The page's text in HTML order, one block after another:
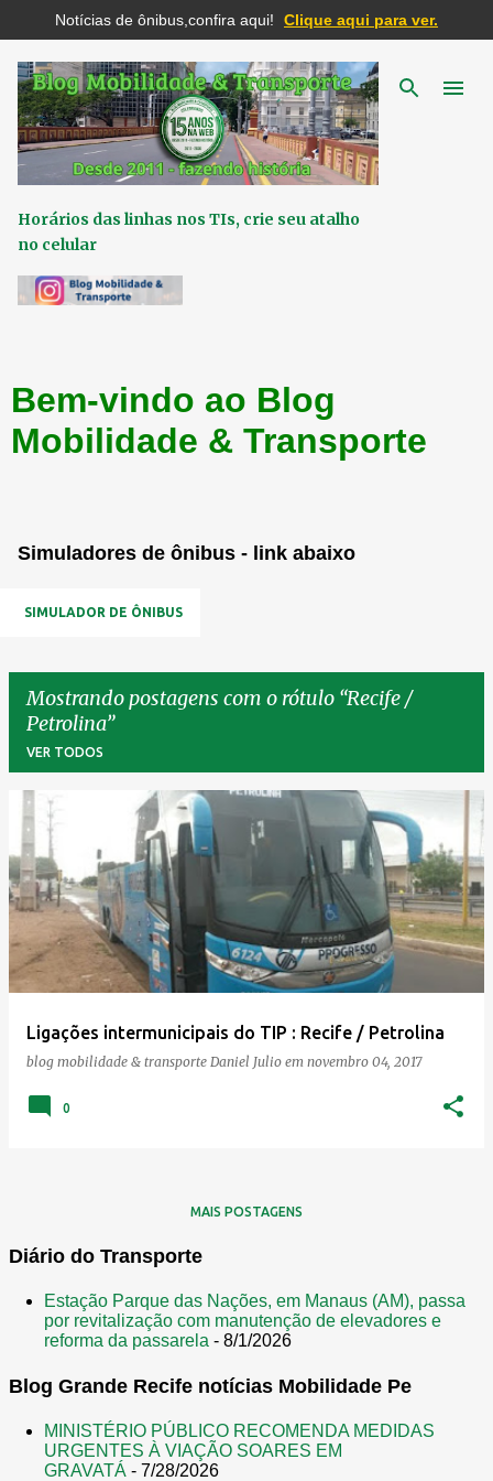
Pular para o conteúdo principal
Horários das linhas nos TIs, crie seu atalho
no celular
Notícias de ônibus,confira aqui! Clique aqui para ver.
Bem-vindo ao Blog
Mobilidade & Transporte
Simuladores de ônibus - link abaixo
SIMULADOR DE ÔNIBUS
Mostrando postagens com o rótulo Recife /
Petrolina
VER TODOS
o
s
a
g
Ligações intermunicipais do TIP : Recife / Petrolina
blog mobilidade & transporte Daniel Julio em novembro 04, 2017
0
MAIS POSTAGENS
Diário do Transporte
Estação Parque das Nações, em Manaus (AM), passa
por revitalização com manutenção de elevadores e
reforma da passarela - 8/1/2026
Blog Grande Recife notícias Mobilidade Pe
MINISTÉRIO PÚBLICO RECOMENDA MEDIDAS
URGENTES À VIAÇÃO SOARES EM
GRAVATÁ - 7/28/2026